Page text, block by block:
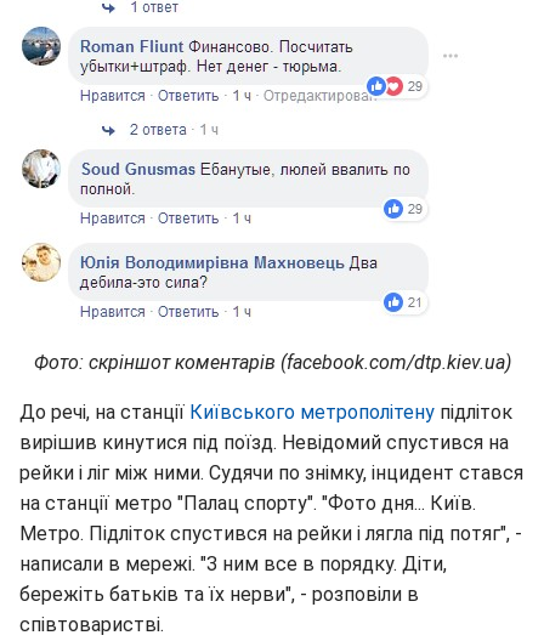
Фото: скріншот коментарів (facebook.com/dtp.kiev.ua)
До речі, на станції Київського метрополітену підліток
вирішив кинутися під поїзд. Невідомий спустився на
рейки і ліг між ними. Судячи по знімку, інцидент стався
на станції метро "Палац спорту". "Фото дня... Київ.
Метро. Підліток спустився на рейки і лягла під потяг", -
написали в мережі. "З ним все в порядку. Діти,
бережіть батьків та їх нерви", - розповіли в
співтоваристві.